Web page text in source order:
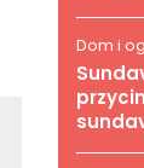
Dom i